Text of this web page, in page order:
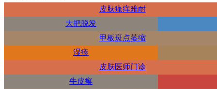
皮肤瘙痒难耐
大把脱发
甲板斑点萎缩
湿疹
皮肤医师门诊
牛皮癣